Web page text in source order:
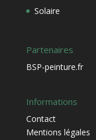
Solaire
Partenaires
BSP-peinture.fr
Informations
Contact
Mentions légales